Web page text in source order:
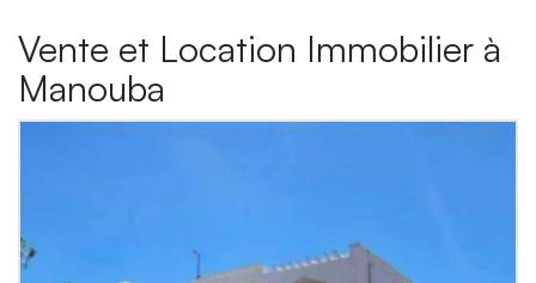
Vente et Location Immobilier à
Manouba